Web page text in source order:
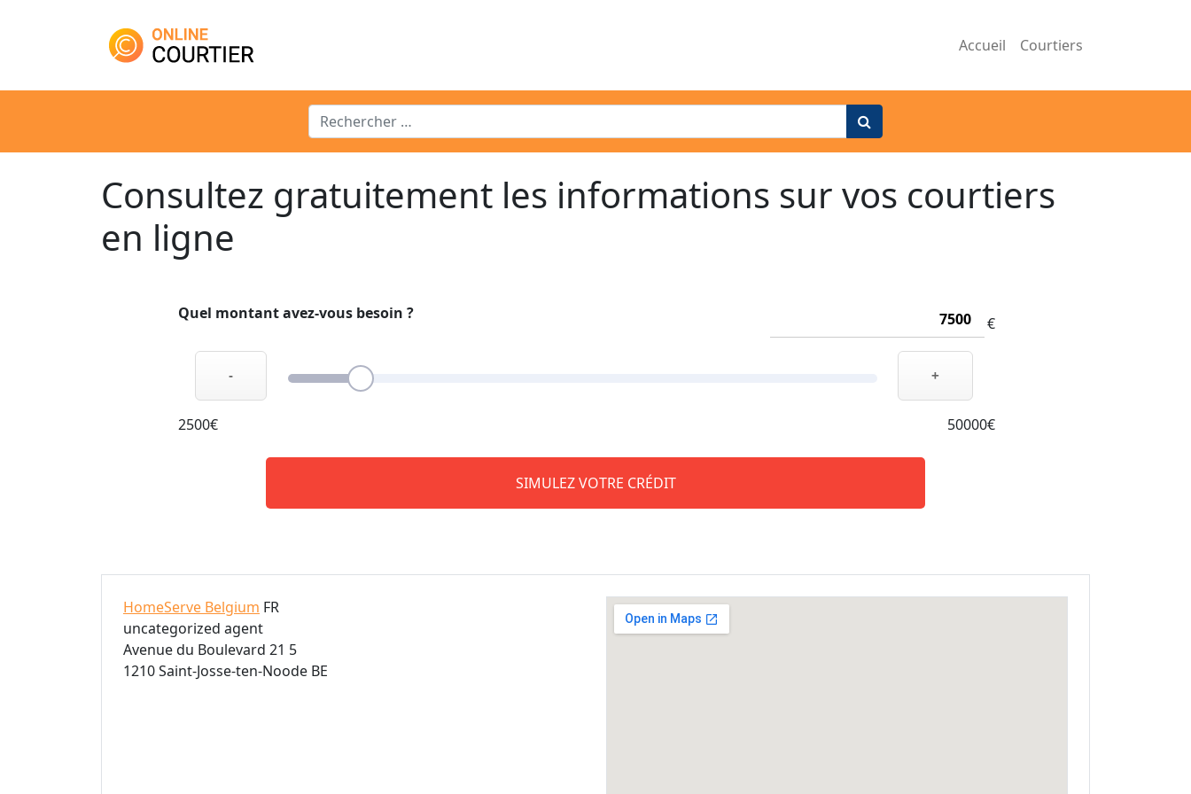
Main Navigation Accueil Courtiers
Search for:
Consultez gratuitement les informations sur vos courtiers
en ligne
Quel montant avez-vous besoin ?
€
- +
2500€ 50000€
SIMULEZ VOTRE CRÉDIT
HomeServe Belgium FR
uncategorized agent
Avenue du Boulevard 21 5
1210 Saint-Josse-ten-Noode BE